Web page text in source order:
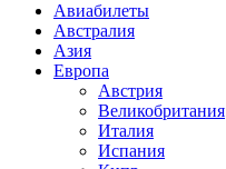
Авиабилеты
Австралия
Азия
Европа
Австрия
Великобритания
Италия
Испания